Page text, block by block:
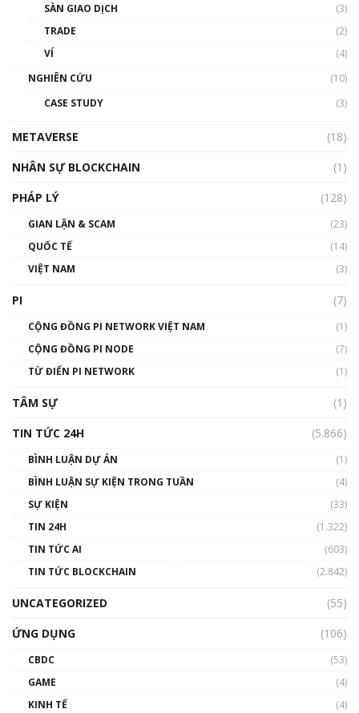
thống & Crypto qua các cuộc chiến | Phổ cập
01:32:59
gió ấm
Talkshow 14: MemeCoin – Trò đùa tỷ đô
01:29:26
SÀN GIAO DỊCH
(3)
TRADE
(2)
VÍ
(4)
NGHIÊN CỨU
(10)
CASE STUDY
(3)
METAVERSE
(18)
NHÂN SỰ BLOCKCHAIN
(1)
PHÁP LÝ
(128)
GIAN LẬN & SCAM
(23)
QUỐC TẾ
(14)
VIỆT NAM
(3)
PI (7)
CỘNG ĐỒNG PI NETWORK VIỆT NAM
(1)
CỘNG ĐỒNG PI NODE
(7)
TỪ ĐIỂN PI NETWORK
(1)
TÂM SỰ
(1)
TIN TỨC 24H
(5.866)
BÌNH LUẬN DỰ ÁN
(1)
BÌNH LUẬN SỰ KIỆN TRONG TUẦN
(4)
SỰ KIỆN
(33)
TIN 24H
(1.322)
TIN TỨC AI
(603)
TIN TỨC BLOCKCHAIN
(2.842)
UNCATEGORIZED
(55)
ỨNG DỤNG
(106)
CBDC
(53)
GAME
(4)
KINH TẾ
(4)